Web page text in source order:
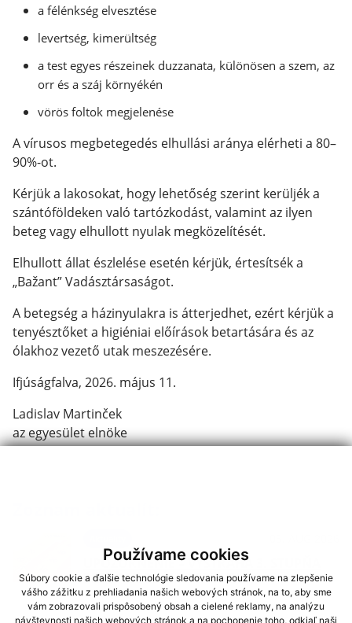
Používame cookies
Súbory cookie a ďalšie technológie sledovania používame na zlepšenie
vášho zážitku z prehliadania našich webových stránok, na to, aby sme
vám zobrazovali prispôsobený obsah a cielené reklamy, na analýzu
návštevnosti našich webových stránok a na pochopenie toho, odkiaľ naši
a félénkség elvesztése
levertség, kimerültség
a test egyes részeinek duzzanata, különösen a szem, az
orr és a száj környékén
vörös foltok megjelenése
A vírusos megbetegedés elhullási aránya elérheti a 80–
90%-ot.
Kérjük a lakosokat, hogy lehetőség szerint kerüljék a
szántóföldeken való tartózkodást, valamint az ilyen
beteg vagy elhullott nyulak megközelítését.
Elhullott állat észlelése esetén kérjük, értesítsék a
„Bažant” Vadásztársaságot.
A betegség a házinyulakra is átterjedhet, ezért kérjük a
tenyésztőket a higiéniai előírások betartására és az
ólakhoz vezető utak meszezésére.
Ifjúságfalva, 2026. május 11.
Ladislav Martinček
az egyesület elnöke
UPOZORNENIE – VÝSTRAHA 3. STUPŇA
PRED VYSOKÝMI TEPLOTAMI